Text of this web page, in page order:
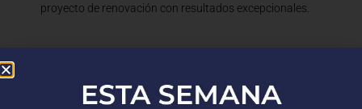
proyecto de renovación con resultados excepcionales.
En Fontaneros 24h Torres Torres, brindamos una completa gama